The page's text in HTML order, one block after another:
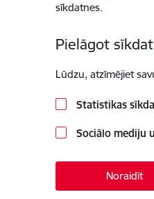
sīkdatnes.
Pielāgot
Lūdzu, atzīmējiet
Statistikas
Sociālo mediju
Noraidīt